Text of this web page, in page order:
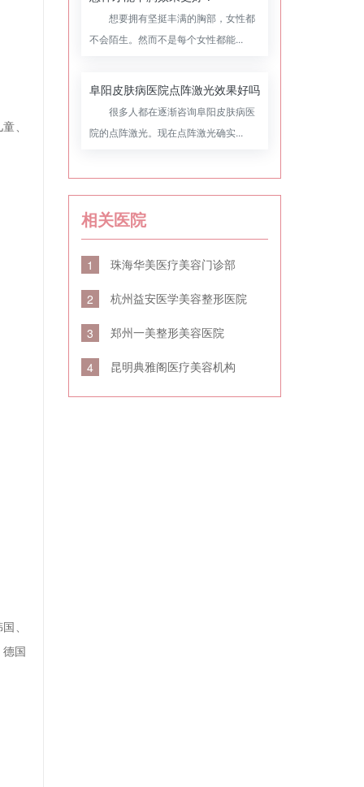
、
、
国
想要拥有坚挺丰满的胸部，女性都
不会陌生。然而不是每个女性都能...
阜阳皮肤病医院点阵激光效果好吗
很多人都在逐渐咨询阜阳皮肤病医
院的点阵激光。现在点阵激光确实...
相关医院
1 珠海华美医疗美容门诊部
2 杭州益安医学美容整形医院
3 郑州一美整形美容医院
4 昆明典雅阁医疗美容机构